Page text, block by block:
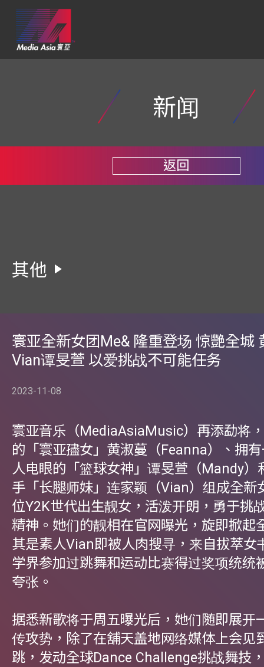
新闻
返回
其他
寰亚全新女团Me& 隆重登场 惊艷全城
Vian谭旻萱 以爱挑战不可能任务
2023-11-08
寰亚音乐（MediaAsiaMusic）再添勐将
的「寰亚孻女」黄淑蔓（Feanna）、拥
人电眼的「篮球女神」谭旻萱（Mandy）
手「长腿师妹」连家颖（Vian）组成全新
位Y2K世代出生靓女，活泼开朗，勇于挑
精神。她们的靓相在官网曝光，旋即掀起
其是素人Vian即被人肉搜寻，来自拔萃女
学界参加过跳舞和运动比赛得过奖项统统
夸张。
据悉新歌将于周五曝光后，她们随即展开
传攻势，除了在舖天盖地网络媒体上会见
跳，发动全球Dance Challenge挑战舞技